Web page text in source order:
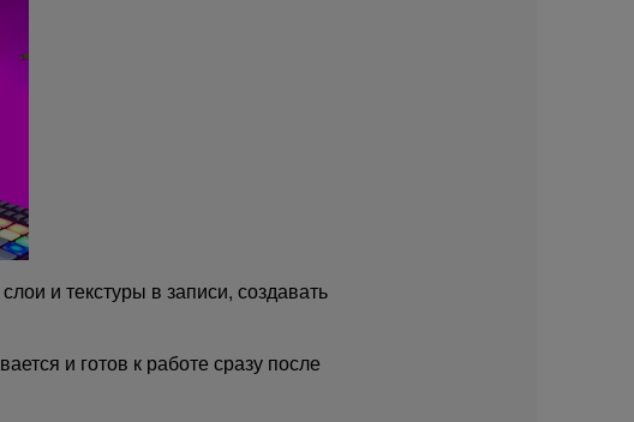
и текстуры в записи, создавать
и готов к работе сразу после